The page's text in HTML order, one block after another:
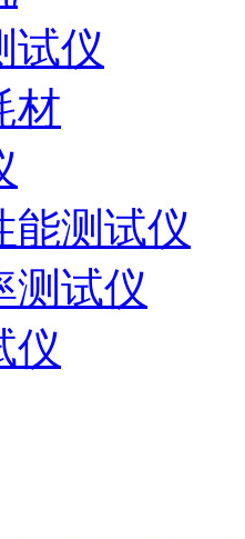
试仪
材
能测试仪
测试仪
仪